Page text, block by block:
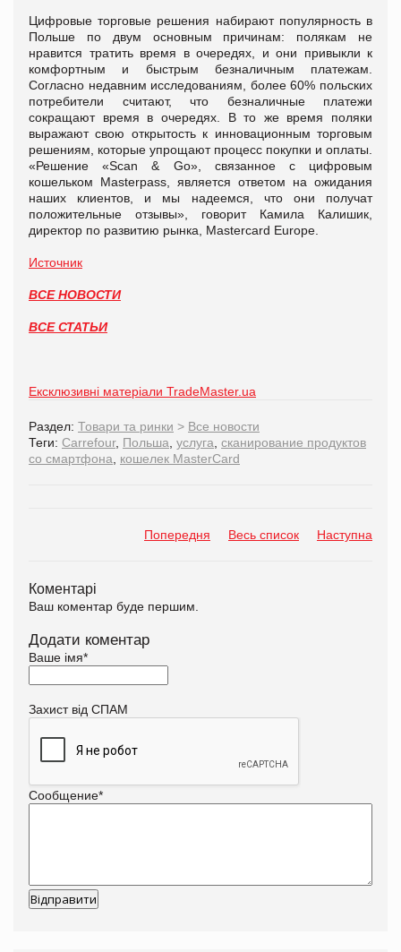
Цифровые торговые решения набирают популярность в
Польше по двум основным причинам: полякам не
нравится тратить время в очередях, и они привыкли к
комфортным и быстрым безналичным платежам.
Согласно недавним исследованиям, более 60% польских
потребители считают, что безналичные платежи
сокращают время в очередях. В то же время поляки
выражают свою открытость к инновационным торговым
решениям, которые упрощают процесс покупки и оплаты.
«Решение «Scan & Go», связанное с цифровым
кошельком Masterpass, является ответом на ожидания
наших клиентов, и мы надеемся, что они получат
положительные отзывы», говорит Камила Калишик,
директор по развитию рынка, Mastercard Europe.
Источник
ВСЕ НОВОСТИ
ВСЕ СТАТЬИ
Ексклюзивні матеріали TradeMaster.ua
Раздел: Товари та ринки > Все новости
Теги: Carrefour, Польша услуга сканирование продуктов
со смартфона
кошелек MasterCard
Попередня Весь список Наступна
Коментарі
Ваш коментар буде першим.
Додати коментар
Ваше імя*
Захист від СПАМ
Сообщение*